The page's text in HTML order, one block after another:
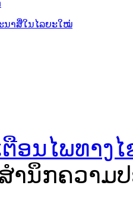
ນາສື່ໃນໄລຍະໃໝ່
ອນໄພທາງໄ
ານຶກຄວາມປ